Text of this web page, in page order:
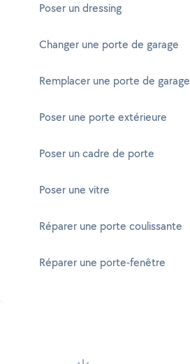
Poser un dressing
Changer une porte de garage
Remplacer une porte de garage
Poser une porte extérieure
Poser un cadre de porte
Poser une vitre
Réparer une porte coulissante
Réparer une porte-fenêtre